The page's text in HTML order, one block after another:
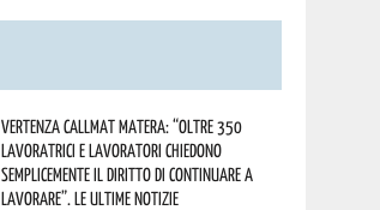
Vertenza CallMat Matera: “Oltre 350
lavoratrici e lavoratori chiedono
semplicemente il diritto di continuare a
lavorare”. Le ultime notizie